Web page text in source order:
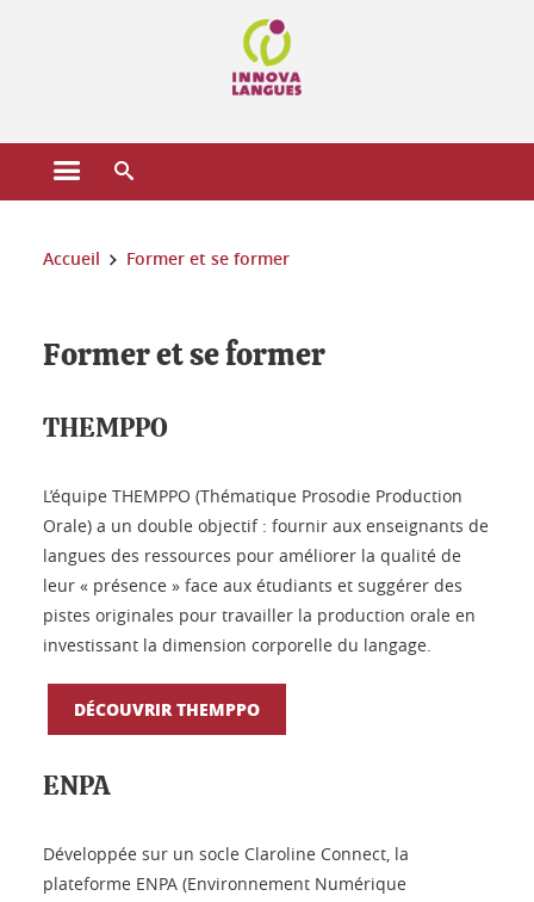
Ouvrir le menu principal
Vous êtes ici :
Accueil Former et se former
Former et se former
THEMPPO
L’équipe THEMPPO (Thématique Prosodie Production
Orale) a un double objectif : fournir aux enseignants de
langues des ressources pour améliorer la qualité de
leur « présence » face aux étudiants et suggérer des
pistes originales pour travailler la production orale en
investissant la dimension corporelle du langage.
DÉCOUVRIR THEMPPO
ENPA
Développée sur un socle Claroline Connect, la
plateforme ENPA (Environnement Numérique